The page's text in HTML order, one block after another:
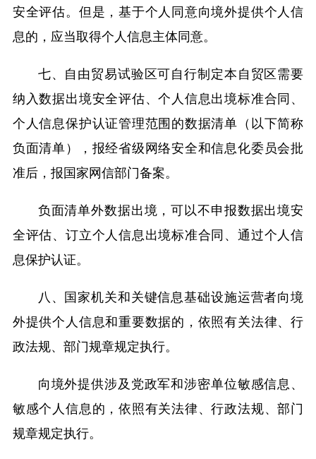
安全评估。但是，基于个人同意向境外提供个人信
息的，应当取得个人信息主体同意。
七、自由贸易试验区可自行制定本自贸区需要
纳入数据出境安全评估、个人信息出境标准合同、
个人信息保护认证管理范围的数据清单（以下简称
负面清单），报经省级网络安全和信息化委员会批
准后，报国家网信部门备案。
负面清单外数据出境，可以不申报数据出境安
全评估、订立个人信息出境标准合同、通过个人信
息保护认证。
八、国家机关和关键信息基础设施运营者向境
外提供个人信息和重要数据的，依照有关法律、行
政法规、部门规章规定执行。
向境外提供涉及党政军和涉密单位敏感信息、
敏感个人信息的，依照有关法律、行政法规、部门
规章规定执行。